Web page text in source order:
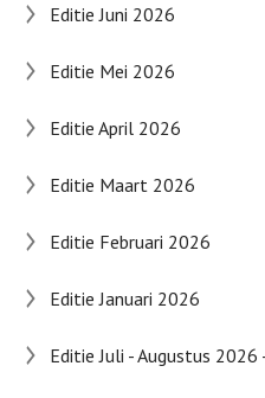
Editie Juni 2026
Editie Mei 2026
Editie April 2026
Editie Maart 2026
Editie Februari 2026
Editie Januari 2026
Editie Juli - Augustus